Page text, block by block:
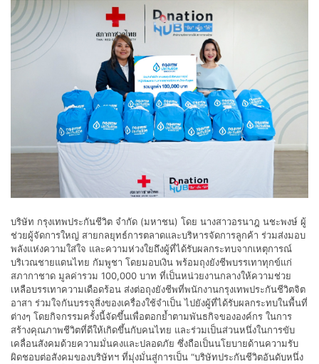
บริษัท กรุงเทพประกันชีวิต จำกัด (มหาชน) โดย นางสาวอรนาฎ นชะพงษ์ ผู้
ช่วยผู้จัดการใหญ่ สายกลยุทธ์การตลาดและบริหารจัดการลูกค้า ร่วมส่งมอบ
พลังแห่งความใส่ใจ และความห่วงใยถึงผู้ที่ได้รับผลกระทบจากเหตุการณ์
บริเวณชายแดนไทย กัมพูชา โดยมอบเงิน พร้อมถุงยังชีพบรรเทาทุกข์แก่
สภากาชาด มูลค่ารวม 100,000 บาท ที่เป็นหน่วยงานกลางให้ความช่วย
เหลือบรรเทาความเดือดร้อน ส่งต่อถุงยังชีพที่พนักงานกรุงเทพประกันชีวิตจิต
อาสา ร่วมใจกันบรรจุสิ่งของเครื่องใช้จำเป็น ไปยังผู้ที่ได้รับผลกระทบในพื้นที่
ต่างๆ โดยกิจกรรมครั้งนี้จัดขึ้นเพื่อตอกย้ำตามพันธกิจขององค์กร ในการ
สร้างคุณภาพชีวิตที่ดีให้เกิดขึ้นกับคนไทย และร่วมเป็นส่วนหนึ่งในการขับ
เคลื่อนสังคมด้วยความมั่นคงและปลอดภัย ซึ่งถือเป็นนโยบายด้านความรับ
ผิดชอบต่อสังคมของบริษัทฯ ที่มุ่งมั่นสู่การเป็น “บริษัทประกันชีวิตอันดับหนึ่ง